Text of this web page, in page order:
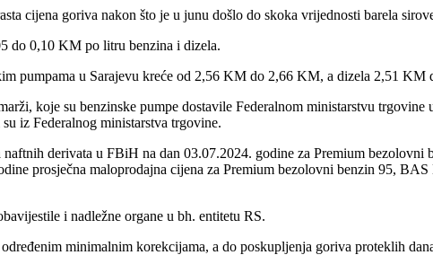
cijena goriva nakon što je u junu došlo do skoka vrijednosti barela
do 0,10 KM po litru benzina i dizela.
pumpama u Sarajevu kreće od 2,56 KM do 2,66 KM, a dizela 2,51 KM
koje su benzinske pumpe dostavile Federalnom ministarstvu
iz Federalnog ministarstva trgovine.
naftnih derivata u FBiH na dan 03.07.2024. godine za Premium
prosječna maloprodajna cijena za Premium bezolovni benzin 95,
i nadležne organe u bh. entitetu RS.
minimalnim korekcijama, a do poskupljenja goriva proteklih